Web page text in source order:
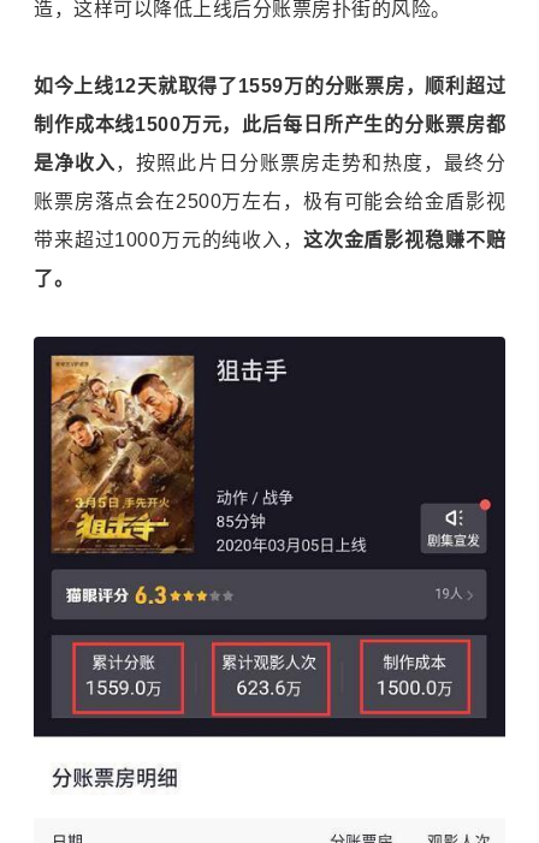
造，这样可以降低上线后分账票房扑街的风险。
如今上线12天就取得了1559万的分账票房，顺利超过
制作成本线1500万元，此后每日所产生的分账票房都
是净收入，按照此片日分账票房走势和热度，最终分
账票房落点会在2500万左右，极有可能会给金盾影视
带来超过1000万元的纯收入， 这次金盾影视稳赚不赔
了。